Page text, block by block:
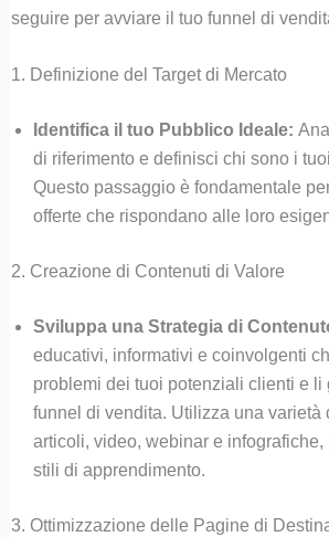
seguire per avviare il tuo funnel di
1. Definizione del Target di Mercato
Identifica il tuo Pubblico Ideale:
di riferimento e definisci chi sono i
Questo passaggio è fondamentale
offerte che rispondano alle loro
2. Creazione di Contenuti di Valore
Sviluppa una Strategia di
educativi, informativi e coinvolgenti
problemi dei tuoi potenziali clienti e li
funnel di vendita. Utilizza una varietà
articoli, video, webinar e infografiche,
stili di apprendimento.
3. Ottimizzazione delle Pagine di